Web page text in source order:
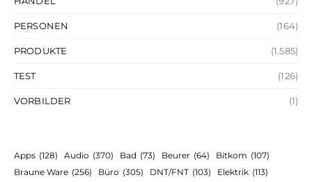
PERSONEN (164)
PRODUKTE (1.585)
TEST (126)
VORBILDER (1)
Apps (128) Audio (370) Bad (73) Beurer (64) Bitkom (107)
Braune Ware (256) Büro (305) DNT/FNT (103) Elektrik (113)